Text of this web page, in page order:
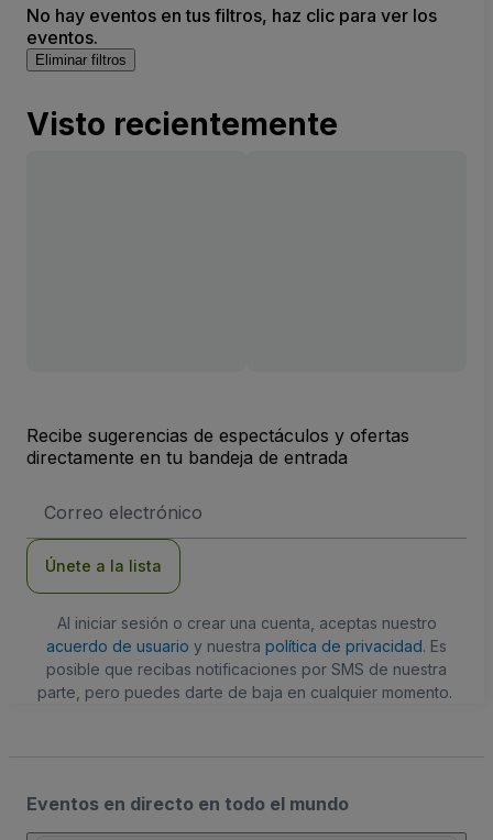
No hay eventos en tus filtros, haz clic para ver los
eventos.
Eliminar filtros
Visto recientemente
Recibe sugerencias de espectáculos y ofertas
directamente en tu bandeja de entrada
de
Únete a la lista
Al iniciar sesión o crear una cuenta, aceptas nuestro
acuerdo de usuario y nuestra política de privacidad. Es
posible que recibas notificaciones por SMS de nuestra
parte, pero puedes darte de baja en cualquier momento.
Eventos en directo en todo el mundo